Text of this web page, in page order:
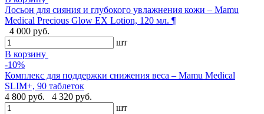
Лосьон для сияния и глубокого увлажнения кожи – Mamu
Medical Precious Glow EX Lotion, 120 мл. ¶
4 000 руб.
шт
В корзину
-10%
Комплекс для поддержки снижения веса – Mamu Medical
SLIM+, 90 таблеток
4 800 руб.
4 320 руб.
шт